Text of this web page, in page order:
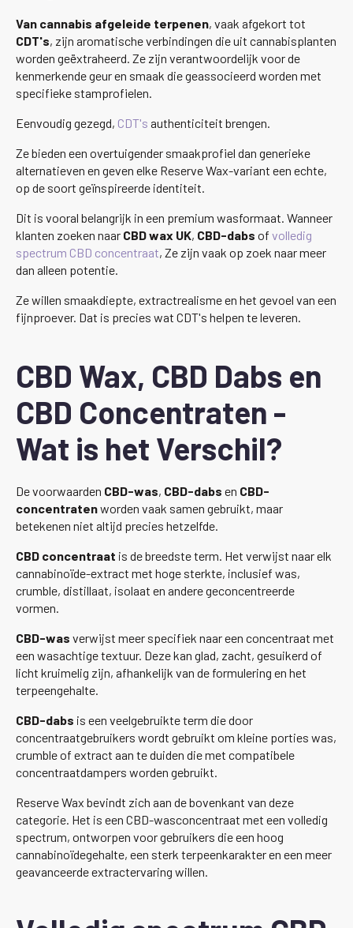
Van cannabis afgeleide terpenen, vaak afgekort tot
CDT's, zijn aromatische verbindingen die uit cannabisplanten
worden geëxtraheerd. Ze zijn verantwoordelijk voor de
kenmerkende geur en smaak die geassocieerd worden met
specifieke stamprofielen.
Eenvoudig gezegd, CDT's authenticiteit brengen.
Ze bieden een overtuigender smaakprofiel dan generieke
alternatieven en geven elke Reserve Wax-variant een echte,
op de soort geïnspireerde identiteit.
Dit is vooral belangrijk in een premium wasformaat. Wanneer
klanten zoeken naar CBD wax UK, CBD-dabs of volledig
spectrum CBD concentraat, Ze zijn vaak op zoek naar meer
dan alleen potentie.
Ze willen smaakdiepte, extractrealisme en het gevoel van een
fijnproever. Dat is precies wat CDT's helpen te leveren.
CBD Wax, CBD Dabs en
CBD Concentraten -
Wat is het Verschil?
De voorwaarden CBD-was, CBD-dabs en CBD-
concentratenworden vaak samen gebruikt, maar
betekenen niet altijd precies hetzelfde.
CBD concentraat is de breedste term. Het verwijst naar elk
cannabinoïde-extract met hoge sterkte, inclusief was,
crumble, distillaat, isolaat en andere geconcentreerde
vormen.
CBD-was verwijst meer specifiek naar een concentraat met
een wasachtige textuur. Deze kan glad, zacht, gesuikerd of
licht kruimelig zijn, afhankelijk van de formulering en het
terpeengehalte.
CBD-dabs is een veelgebruikte term die door
concentraatgebruikers wordt gebruikt om kleine porties was,
crumble of extract aan te duiden die met compatibele
concentraatdampers worden gebruikt.
Reserve Wax bevindt zich aan de bovenkant van deze
categorie. Het is een CBD-wasconcentraat met een volledig
spectrum, ontworpen voor gebruikers die een hoog
cannabinoïdegehalte, een sterk terpeenkarakter en een meer
geavanceerde extractervaring willen.